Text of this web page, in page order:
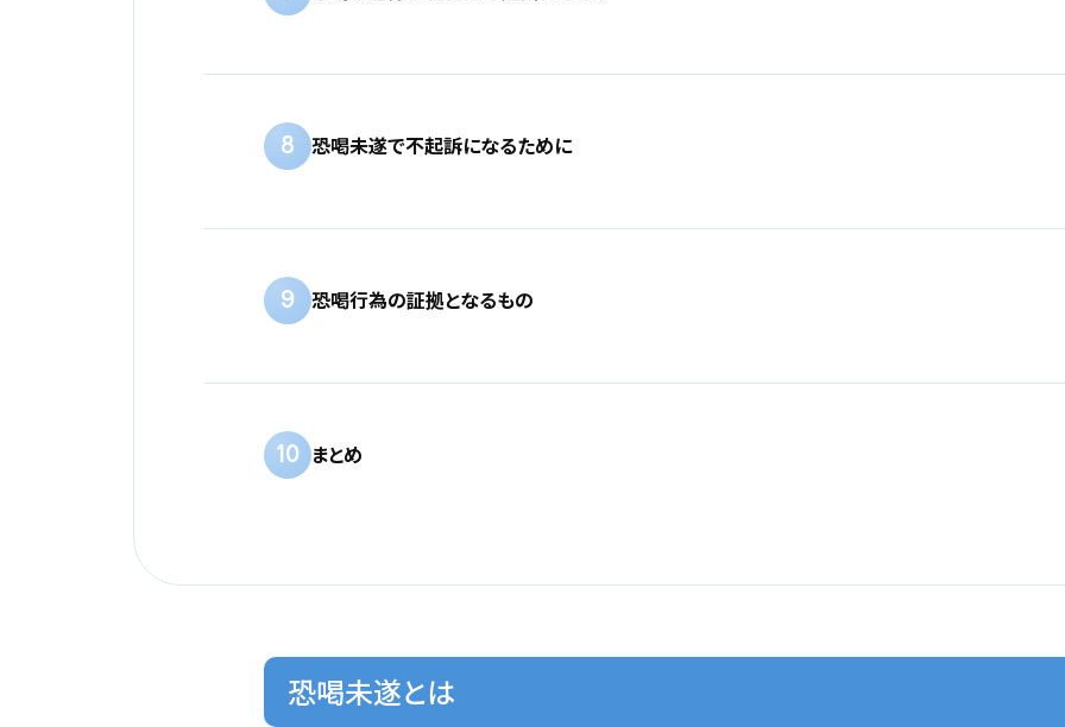
8 恐喝未遂で不起訴になるために
9 恐喝行為の証拠となるもの
10 まとめ
恐喝未遂とは